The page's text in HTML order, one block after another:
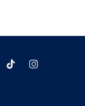
TikTokInstagram